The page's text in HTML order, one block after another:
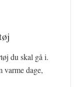
du skal gå i.
varme dage,